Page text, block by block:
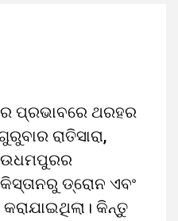
ପ୍ରଭାବରେ ଥରହର
ରାତିସାରା,
ଉଧମପୁରର
ଡ୍ରୋନ ଏବଂ
କରାଯାଇଥିଲା। କିନ୍ତୁ